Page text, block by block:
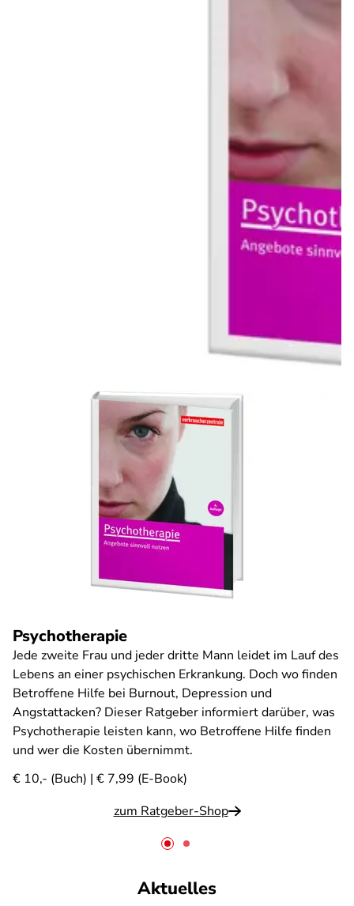
Psychotherapie
Jede zweite Frau und jeder dritte Mann leidet im Lauf des
Lebens an einer psychischen Erkrankung. Doch wo finden
Betroffene Hilfe bei Burnout, Depression und
Angstattacken? Dieser Ratgeber informiert darüber, was
Psychotherapie leisten kann, wo Betroffene Hilfe finden
und wer die Kosten übernimmt.
€ 10,- (Buch) | € 7,99 (E-Book)
zum Ratgeber-Shop
Aktuelles